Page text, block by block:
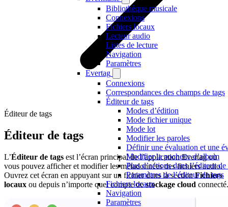
Bibliothèque musicale
Connexions
Fichiers locaux
Lecteur audio
Listes de lecture
Navigation
Paramètres
Evertag
Connexions
Correspondances des champs de tags
Éditeur de tags
Modes d’édition
Mode fichier unique
Mode lot
Modifier les paroles
Définir une évaluation et une
Modifier la pochette d’album
Plus d’actions dans l’éditeur de
Paramètres de l’éditeur de tags
Fichiers locaux
Navigation
Paramètres
Éditeur de tags
Éditeur de tags
L’Éditeur de tags est l’écran principal de l’application Evertag où
vous pouvez afficher et modifier les métadonnées des fichiers audio.
Ouvrez cet écran en appuyant sur un fichier dans la sectionFichiers
locaux ou depuis n’importe quel compte destockage cloud connecté.